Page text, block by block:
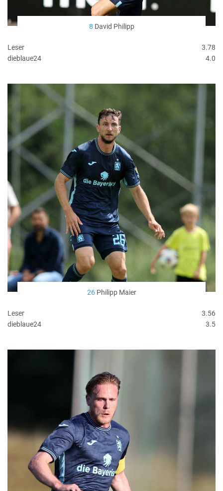
8 David Philipp
Leser
3.78
dieblaue24
4.0
26Philipp Maier
Leser
3.56
dieblaue24
3.5